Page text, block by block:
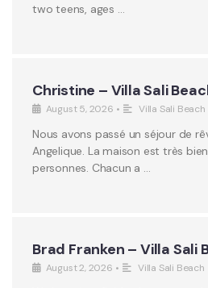
two teens, ages …
Christine – Villa Sali
August 5, 2026 • Villa Sali Beach
Nous avons passé un séjour de
Angelique. La maison est très
personnes. Chacun a …
Brad Franken – Villa Sali
August 2, 2026 • Villa Sali Beach